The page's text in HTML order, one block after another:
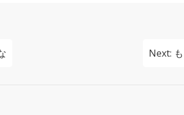
Next: